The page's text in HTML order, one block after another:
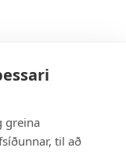
greina
til að